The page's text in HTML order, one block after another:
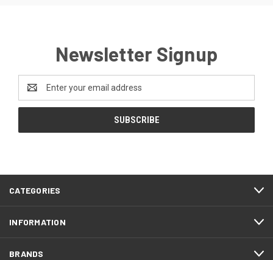
Newsletter Signup
Email
Address
CATEGORIES
INFORMATION
BRANDS